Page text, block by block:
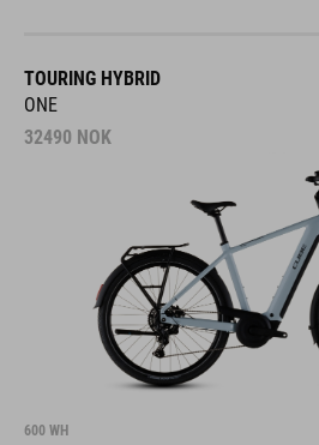
TOURING HYBRID
ONE
32490 NOK
600 WH